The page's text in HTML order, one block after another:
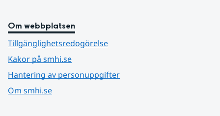
Om webbplatsen
Tillgänglighetsredogörelse
Kakor på smhi.se
Hantering av personuppgifter
Om smhi.se